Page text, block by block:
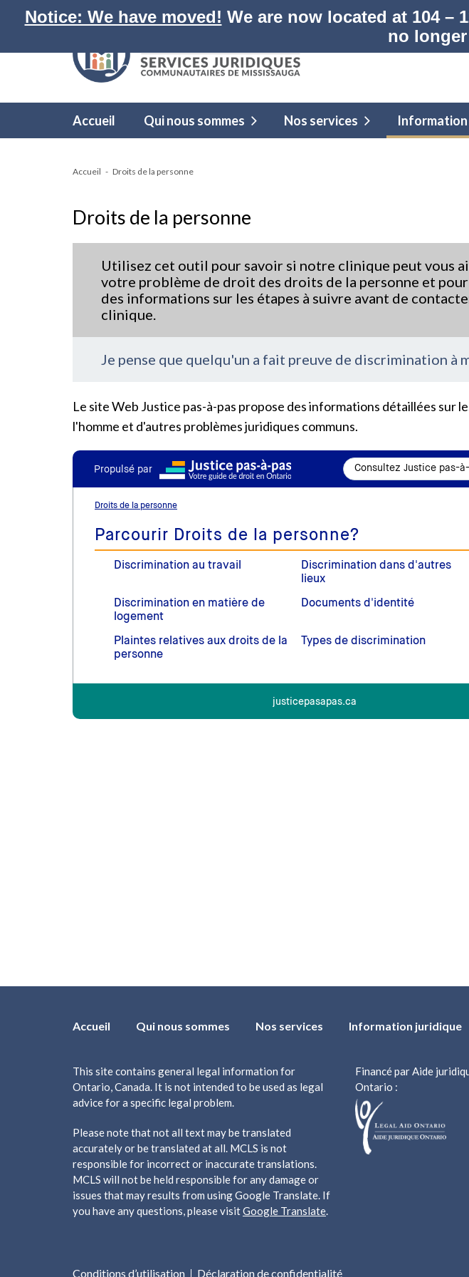
Notice: We have moved! We are now located at 104 –
no
Accueil Qui nous sommes Nos services
Accueil Droits de la personne
Droits de la personne
Utilisez cet outil pour savoir si notre clinique peut vous
votre problème de droit des droits de la personne et
des informations sur les étapes à suivre avant de
clinique.
Je pense que quelqu'un a fait preuve de discrimination à
Le site Web Justice pas-à-pas propose des informations détaillées sur
l'homme et d'autres problèmes juridiques communs.
Propulsé par
Droits de la personne
Parcourir Droits de la personne?
Discrimination au travail
Discrimination dans d'autres
lieux
Discrimination en matière de
logement
Documents d'identité
Plaintes relatives aux droits de la
personne
Types de discrimination
justicepasapas.ca
Accueil Qui nous sommes Nos services Information juridique
This site contains general legal information for
Ontario, Canada. It is not intended to be used as legal
advice for a specific legal problem.
Please note that not all text may be translated
accurately or be translated at all. MCLS is not
responsible for incorrect or inaccurate translations.
MCLS will not be held responsible for any damage or
issues that may results from using Google Translate. If
you have any questions, please visitGoogle Translate.
Financé par Aide
Ontario :
Conditions d’utilisation Déclaration de confidentialité